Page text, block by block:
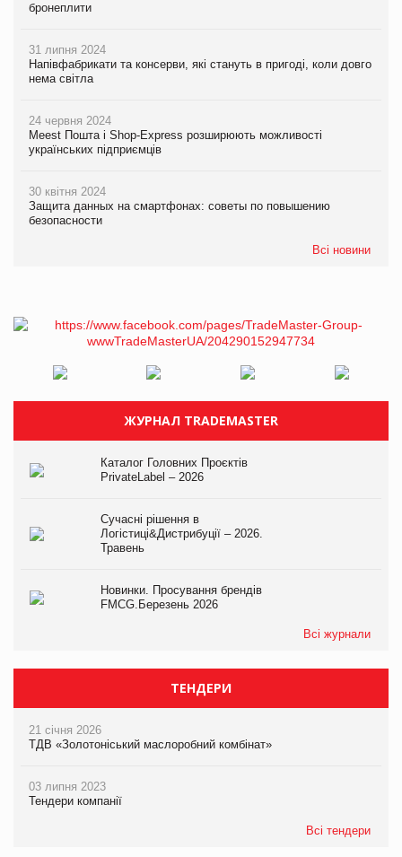
бронеплити
31 липня 2024
Напівфабрикати та консерви, які стануть в пригоді, коли довго
нема світла
24 червня 2024
Meest Пошта і Shop-Express розширюють можливості
українських підприємців
30 квітня 2024
Защита данных на смартфонах: советы по повышению
безопасности
Всі новини
ЖУРНАЛ TRADEMASTER
Каталог Головних Проєктів
PrivateLabel – 2026
Сучасні рішення в
Логістиці&Дистрибуції – 2026.
Травень
Новинки. Просування брендів
FMCG.Березень 2026
Всі журнали
ТЕНДЕРИ
21 січня 2026
ТДВ «Золотоніський маслоробний комбінат»
03 липня 2023
Тендери компанії
Всі тендери